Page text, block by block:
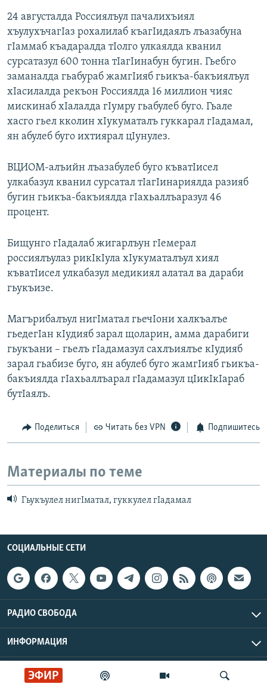
ЭФИР
24 августалда Россиялъул пачалихъиял
хъулухъчагIаз рохалилаб къагIидаялъ лъазабуна
гIаммаб къадаралда тIолго улкаялда кванил
сурсатазул 600 тонна тIагIинабун бугин. Гьебго
заманалда гьабураб жамгIияб гьикъа-бакъиялъул
хIасилалда рекъон Россиялда 16 миллион чияс
мискинаб хIалалда гIумру гьабулеб буго. Гьале
хасго гьел кколин хIукуматалъ гуккарал гIадамал,
ян абулеб буго ихтиярал цIунулез.
ВЦИОМ-алъийн лъазабулеб буго къватIисел
улкабазул кванил сурсатал тIагIинариялда разияб
бугин гьикъа-бакъиялда гIахьаллъаразул 46
процент.
Бищунго гIадалаб жигарлъун гIемерал
россиялъулаз рикIкIула хIукуматалъул хиял
къватIисел улкабазул медикиял алатал ва дараби
гьукъизе.
Магърибалъул нигIматал гьечIони халкъалъе
гьедегIан кIудияб зарал щоларин, амма дарабиги
гьукъани – гьелъ гIадамазул сахлъиялъе кIудияб
зарал гьабизе буго, ян абулеб буго жамгIияб гьикъа-
бакъиялда гIахьаллъарал гIадамазул цIикIкIараб
бутIаялъ.
Поделиться Читать без VPN Подпишитесь
Материалы по теме
Гьукъулел нигIматал, гуккулел гIадамал
СОЦИАЛЬНЫЕ СЕТИ
РАДИО СВОБОДА
ИНФОРМАЦИЯ
Радио Свобода © 2026 RFE/RL, Inc. | Все права защищены.